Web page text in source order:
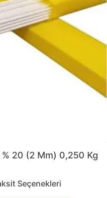
20 (2 Mm) 0,250 Kg
Seçenekleri